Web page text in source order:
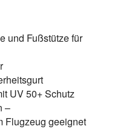
und Fußstütze für
UV 50+ Schutz
–
Flugzeug geeignet